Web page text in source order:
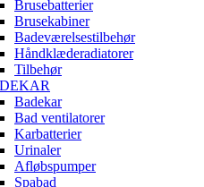
Brusebatterier
Brusekabiner
Badeværelsestilbehør
Håndklæderadiatorer
Tilbehør
Badekar
Bad ventilatorer
Karbatterier
Urinaler
Afløbspumper
Spabad